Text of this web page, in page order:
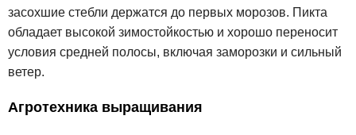
засохшие стебли держатся до первых морозов. Пикта
обладает высокой зимостойкостью и хорошо переносит
условия средней полосы, включая заморозки и сильный
ветер.
Агротехника выращивания